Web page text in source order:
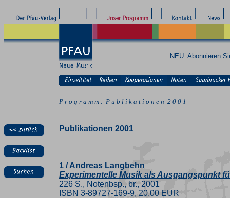
NEU: Abonnieren
P r o g r a m m : P u b l i k a t i o n e n 2 0 0 1
Publikationen 2001
1 / Andreas Langbehn
Experimentelle Musik als Ausgangspunkt
226 S., Notenbsp., br., 2001
ISBN 3-89727-169-9, 20.00 EUR